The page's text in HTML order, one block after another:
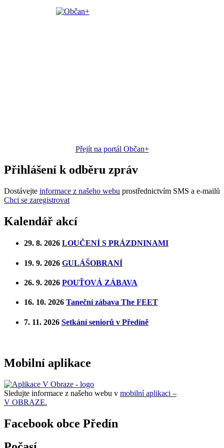
Přejít na portál Občan+
Přihlášení k odběru zpráv
Dostávejte informace z našeho webu prostřednictvím SMS a e-mailů
Chci se zaregistrovat
Kalendář akcí
29. 8. 2026 LOUČENÍ S PRÁZDNINAMI
19. 9. 2026 GULÁŠOBRANÍ
26. 9. 2026 POUŤOVÁ ZÁBAVA
16. 10. 2026 Taneční zábava The FEET
7. 11. 2026 Setkání seniorů v Předíně
Mobilní aplikace
Sledujte informace z našeho webu v mobilní aplikaci –
V OBRAZE.
Facebook obce Předín